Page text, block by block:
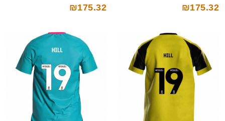
₪175.32
₪175.32